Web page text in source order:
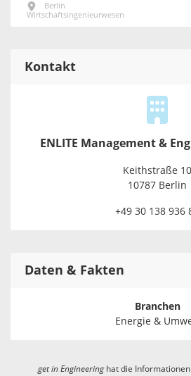
Berlin
Wirtschaftsingenieurwesen
Kontakt
ENLITE Management &
Keithstraße 10
10787 Berlin
+49 30 138 936
Daten & Fakten
Branchen
Energie &
get in Engineeringhat die Informationen